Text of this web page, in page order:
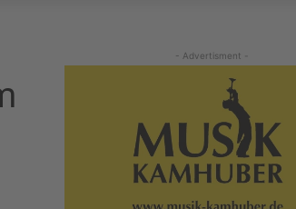
- Advertisment -